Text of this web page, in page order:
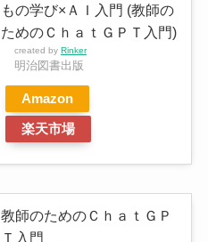
もの学び×ＡＩ入門 (教師の
ためのＣｈａｔＧＰＴ入門)
created by Rinker
明治図書出版
Amazon
楽天市場
教師のためのＣｈａｔＧＰ
Ｔ入門